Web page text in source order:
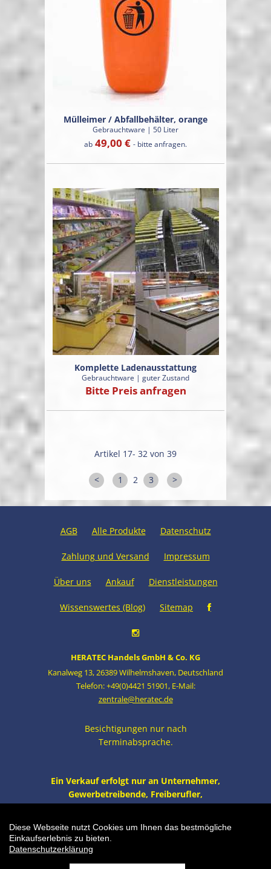
Mülleimer / Abfallbehälter, orange
Gebrauchtware | 50 Liter
ab 49,00 € - bitte anfragen.
Komplette Ladenausstattung
Gebrauchtware | guter Zustand
Bitte Preis anfragen
Artikel 17- 32 von 39
< 1 2 3 >
AGB Alle Produkte Datenschutz
Zahlung und Versand Impressum
Über uns Ankauf Dienstleistungen
Wissenswertes (Blog) Sitemap
HERATEC Handels GmbH & Co. KG
Kanalweg 13,26389 Wilhelmshaven, Deutschland
Telefon: +49(0)4421 51901, E-Mail:
zentrale@heratec.de
Besichtigungen nur nach
Terminabsprache.
Ein Verkauf erfolgt nur an Unternehmer,
Gewerbetreibende, Freiberufler,
zzgl. MwSt. und Versand.
Ladeneinrichtung
Diese Webseite nutzt Cookies um Ihnen das bestmögliche
Einkaufserlebnis zu bieten.
Datenschutzerklärung